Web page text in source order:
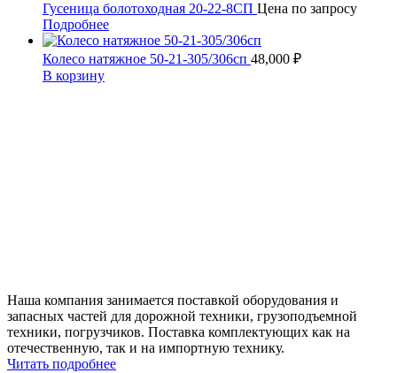
Гусеница болотоходная 20-22-8СП Цена по запросу
Подробнее
Колесо натяжное 50-21-305/306сп 48,000 ₽
В корзину
Наша компания занимается поставкой оборудования и
запасных частей для дорожной техники, грузоподъемной
техники, погрузчиков. Поставка комплектующих как на
отечественную, так и на импортную технику.
Читать подробнее